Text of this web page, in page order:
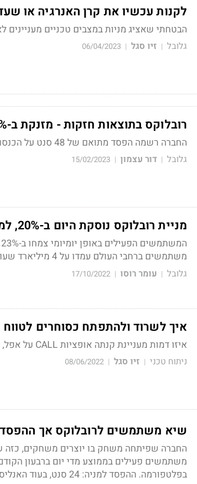
לקנות עכשיו את קרן האנרגיה או
הבטחתי שאציג מניות במצבים טכניים
גלובל | זיו סגל |
06/04/2023
רובלוקס בתוצאות חזקות - מזנקת ב-25%
החברה רשמה הפסד מתואם של 48 סנט על הכנסות של 900 מיליון דולר
גלובל | דור עצמון |
15/02/2023
מניית רובלוקס נוסקת היום ב-20%, למה?
משתמשים ברחבי העולם עמדו על 4 מיליארד שעות. המנייה מזנקת
גלובל | עומר רוסו |
17/10/2022
איך לשרוד ולהתפתח כסוחרים
איזו דמות מעניינת קנתה אופציות CALL על אפל, ומה מראה גרף ה-S&P ?
ניתוח טכני | זיו סגל |
08/06/2022
שיא משתמשים לרובלוקס אך ההפסד כפול
בפלטפורמה. ההפסד למניה: 24 סנט, בעוד האנליסטים ציפו ל-12 סנט